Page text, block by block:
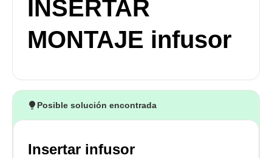
INSERTAR
MONTAJE infusor
Posible solución encontrada
Insertar infusor